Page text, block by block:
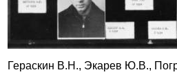
Гераскин В.Н., Экарев Ю.В.,